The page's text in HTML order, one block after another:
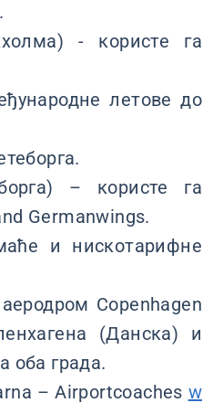
- користе га
летове до
– користе га
Germanwings.
и нискотарифне
Copenhagen
(Данска) и
оба града.
– Airportcoaches w